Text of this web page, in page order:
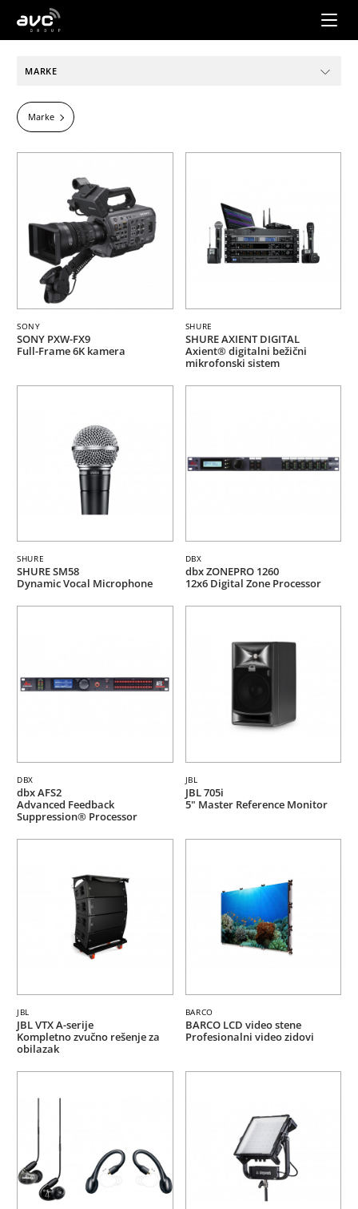
AVC
MARKE
Marke
SONY
SONY PXW-FX9
Full-Frame 6K kamera
SHURE
SHURE AXIENT DIGITAL
Axient® digitalni bežični
mikrofonski sistem
SHURE
SHURE SM58
Dynamic Vocal Microphone
DBX
dbx ZONEPRO 1260
12x6 Digital Zone Processor
DBX
dbx AFS2
Advanced Feedback
Suppression® Processor
JBL
JBL 705i
5" Master Reference Monitor
JBL
JBL VTX A-serije
Kompletno zvučno rešenje za
obilazak
BARCO
BARCO LCD video stene
Profesionalni video zidovi